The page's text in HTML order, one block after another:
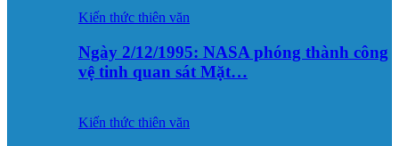
Kiến thức thiên văn
Ngày 2/12/1995: NASA phóng thành công
vệ tinh quan sát Mặt…
Kiến thức thiên văn